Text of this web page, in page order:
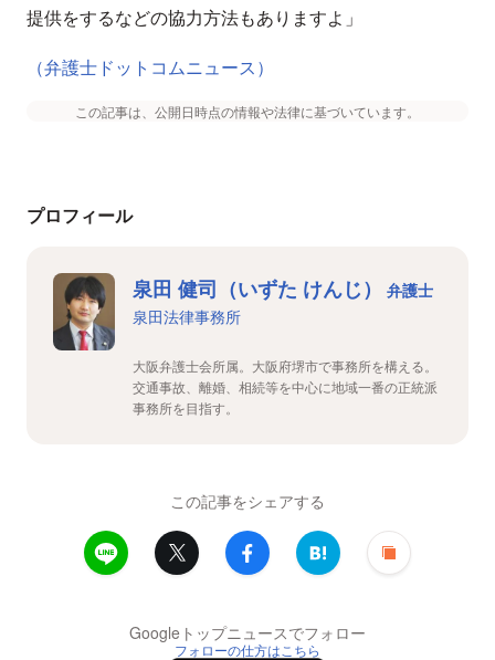
提供をするなどの協力方法もありますよ」
（弁護士ドットコムニュース）
この記事は、公開日時点の情報や法律に基づいています。
プロフィール
泉田 健司（いずた けんじ）
弁護士
泉田法律事務所
大阪弁護士会所属。大阪府堺市で事務所を構える。
交通事故、離婚、相続等を中心に地域一番の正統派
事務所を目指す。
この記事をシェアする
Googleトップニュースでフォロー
フォローの仕方はこちら